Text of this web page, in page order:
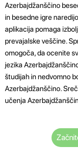
Azerbajdžanščino
in besedne igre
aplikacija pomaga
prevajalske veščine.
omogoča, da ocenite
jezika
študijah in nedvomno
Azerbajdžanščino.
učenja